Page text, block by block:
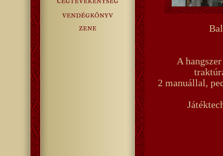
A
2 manuállal,